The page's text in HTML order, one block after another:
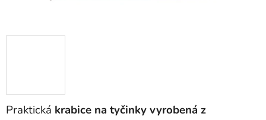
Praktická krabice na tyčinky vyrobená z